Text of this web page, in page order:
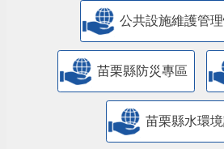
公共設施維護管
苗栗縣防災專區
苗栗縣水環